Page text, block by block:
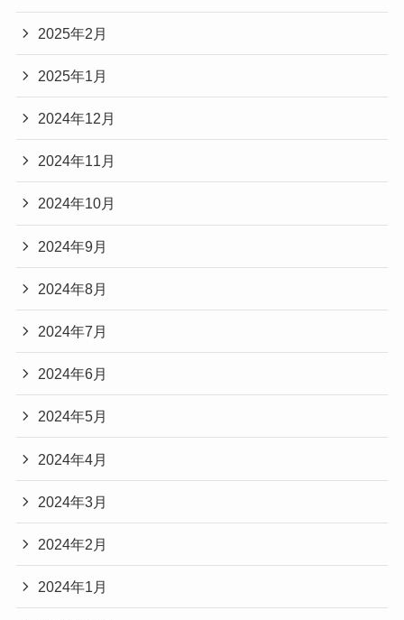
2025年2月
2025年1月
2024年12月
2024年11月
2024年10月
2024年9月
2024年8月
2024年7月
2024年6月
2024年5月
2024年4月
2024年3月
2024年2月
2024年1月